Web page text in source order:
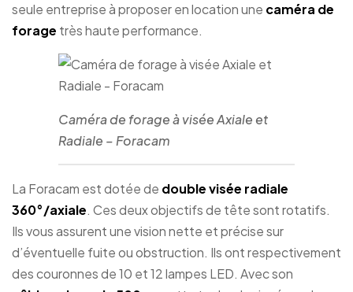
seule entreprise à proposer en location une caméra de
forage très haute performance.
Caméra de forage à visée Axiale et
Radiale – Foracam
La Foracam est dotée de double visée radiale
360°/axiale. Ces deux objectifs de tête sont rotatifs.
Ils vous assurent une vision nette et précise sur
d’éventuelle fuite ou obstruction. Ils ont respectivement
des couronnes de 10 et 12 lampes LED. Avec son